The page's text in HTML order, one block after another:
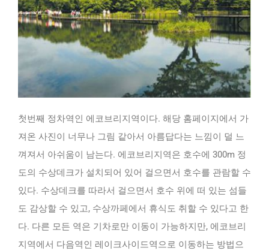
첫번째 정차역인 에코브리지역이다. 해당 홈페이지에서 가
져온 사진이 너무나 그림 같아서 아름답다는 느낌이 덜 느
껴져서 아쉬움이 남는다. 에코브리지역은 호수에 300m 정
도의 수상데크가 설치되어 있어 걸으면서 호수를 관람할 수
있다. 수상데크를 따라서 걸으면서 호수 위에 떠 있는 섬들
도 감상할 수 있고, 수상까페에서 휴식도 취할 수 있다고 한
다. 다른 모든 역은 기차로만 이동이 가능하지만, 에코브리
지역에서 다음역인 레이크사이드역으로 이동하는 방법으